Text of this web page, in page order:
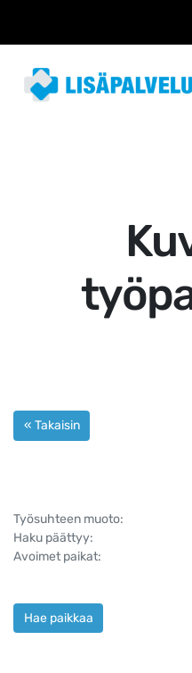
« Takaisin
Työsuhteen muoto:
Haku päättyy:
Avoimet paikat:
Hae paikkaa